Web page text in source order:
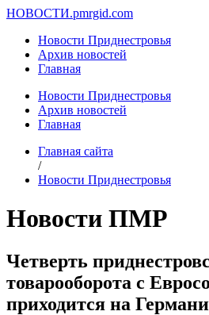
НОВОСТИ.pmrgid.com
Новости Приднестровья
Архив новостей
Главная
Новости Приднестровья
Архив новостей
Главная
Главная сайта
/
Новости Приднестровья
Новости ПМР
Четверть
товарооборота с
приходится на